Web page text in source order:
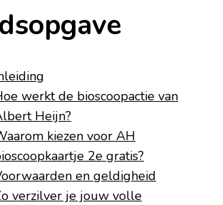
werkt de bioscoopactie van
Heijn?
kiezen voor AH
2e gratis?
en geldigheid
verzilver je jouw volle